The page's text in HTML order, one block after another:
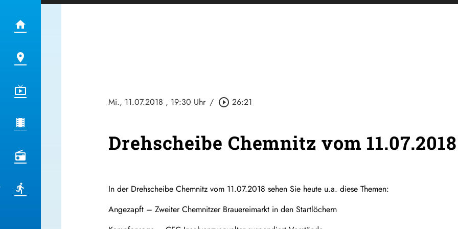
Mi., 11.07.2018 , 19:30 Uhr / play_circle_outline 26:21
Drehscheibe Chemnitz vom 11.07.2018
In der Drehscheibe Chemnitz vom 11.07.2018 sehen Sie heute u.a. diese Themen:
Angezapft – Zweiter Chemnitzer Brauereimarkt in den Startlöchern